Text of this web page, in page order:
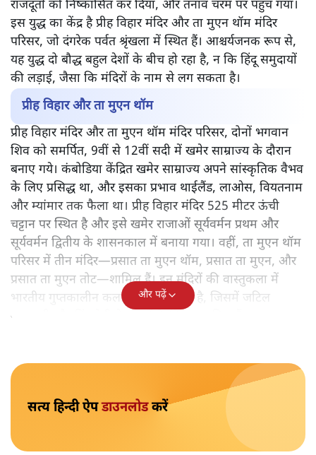
24 जुलाई 2025 की सुबह दक्षिण-पूर्व एशिया के आकाश में
बारूद की गंध फैल गई।
हुई हिंसक झड़पों ने युद्ध का रूप ले लिया
16 लोग मारे गए, दर्जनों घायल हुए, और लाखों लोगों को अपना
घर छोड़ना पड़ा। थाईलैंड ने F-16 लड़ाकू विमानों से कंबोडिया के
सैन्य ठिकानों पर हमले किए, जबकि कंबोडिया ने इसे संप्रभुता पर
हमला बताकर जवाबी कार्रवाई की। दोनों देशों ने एक-दूसरे के
राजदूतों को निष्कासित कर दिया, और तनाव चरम पर पहुंच गया।
इस युद्ध का केंद्र है प्रीह विहार मंदिर और ता मुएन थॉम मंदिर
परिसर, जो दंगरेक पर्वत श्रृंखला में स्थित हैं। आश्चर्यजनक रूप से,
यह युद्ध दो बौद्ध बहुल देशों के बीच हो रहा है, न कि हिंदू समुदायों
की लड़ाई, जैसा कि मंदिरों के नाम से लग सकता है।
प्रीह विहार और ता मुएन थॉम
बनाए गये। कंबोडिया केंद्रित खमेर साम्राज्य अपने सांस्कृतिक वैभव
के लिए प्रसिद्ध था, और इसका प्रभाव थाईलैंड, लाओस, वियतनाम
और म्यांमार तक फैला था। प्रीह विहार मंदिर 525 मीटर ऊंची
चट्टान पर स्थित है और इसे खमेर राजाओं सूर्यवर्मन प्रथम और
सूर्यवर्मन द्वितीय के शासनकाल में बनाया गया। वहीं, ता मुएन थॉम